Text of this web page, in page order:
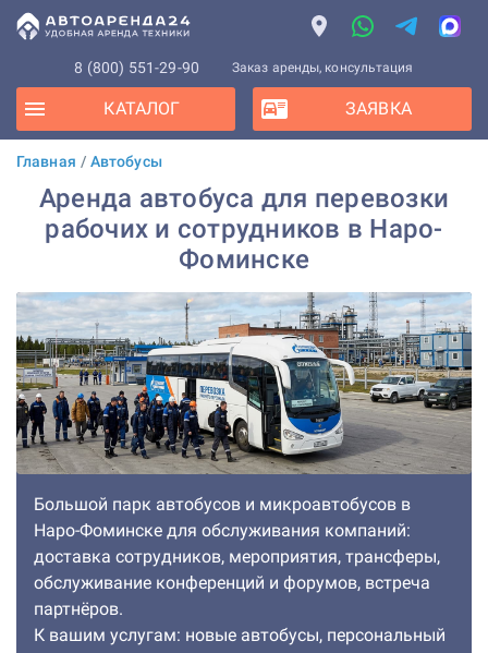
8 (800) 551-29-90 Заказ аренды, консультация
КАТАЛОГ ЗАЯВКА
Главная / Автобусы
Аренда автобуса для перевозки
рабочих и сотрудников в Наро-
Фоминске
Большой парк автобусов и микроавтобусов в
Наро-Фоминске для обслуживания компаний:
доставка сотрудников, мероприятия, трансферы,
обслуживание конференций и форумов, встреча
партнёров.
К вашим услугам: новые автобусы, персональный